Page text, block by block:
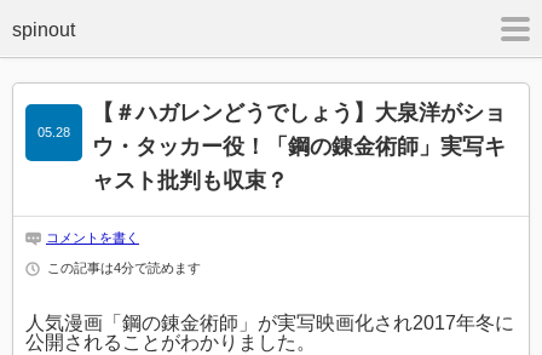
【＃ハガレンどうでしょう】大泉洋がショ
ウ・タッカー役！「鋼の錬金術師」実写キ
ャスト批判も収束？
05.28
コメントを書く
この記事は4分で読めます
人気漫画「鋼の錬金術師」が実写映画化され2017年冬に
公開されることがわかりました。